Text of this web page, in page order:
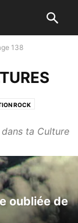
138
ROCK
ta Culture
oubliée de